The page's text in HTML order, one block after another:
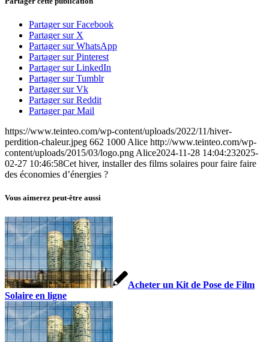
Partager sur Facebook
Partager sur X
Partager sur WhatsApp
Partager sur Pinterest
Partager sur LinkedIn
Partager sur Tumblr
Partager sur Vk
Partager sur Reddit
Partager par Mail
https://www.teinteo.com/wp-content/uploads/2022/11/hiver-
perdition-chaleur.jpeg 662 1000 Alice http://www.teinteo.com/wp-
content/uploads/2015/03/logo.png Alice2024-11-28 14:04:232025-
02-27 10:46:58Cet hiver, installer des films solaires pour faire faire
des économies d’énergies ?
Vous aimerez peut-être aussi
Acheter un Kit de Pose de Film
Solaire en ligne